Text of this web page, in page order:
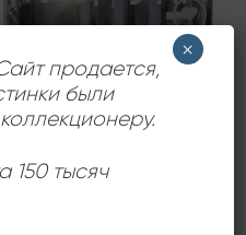
Add to
wishlist
продается,
были
150 тысяч
×